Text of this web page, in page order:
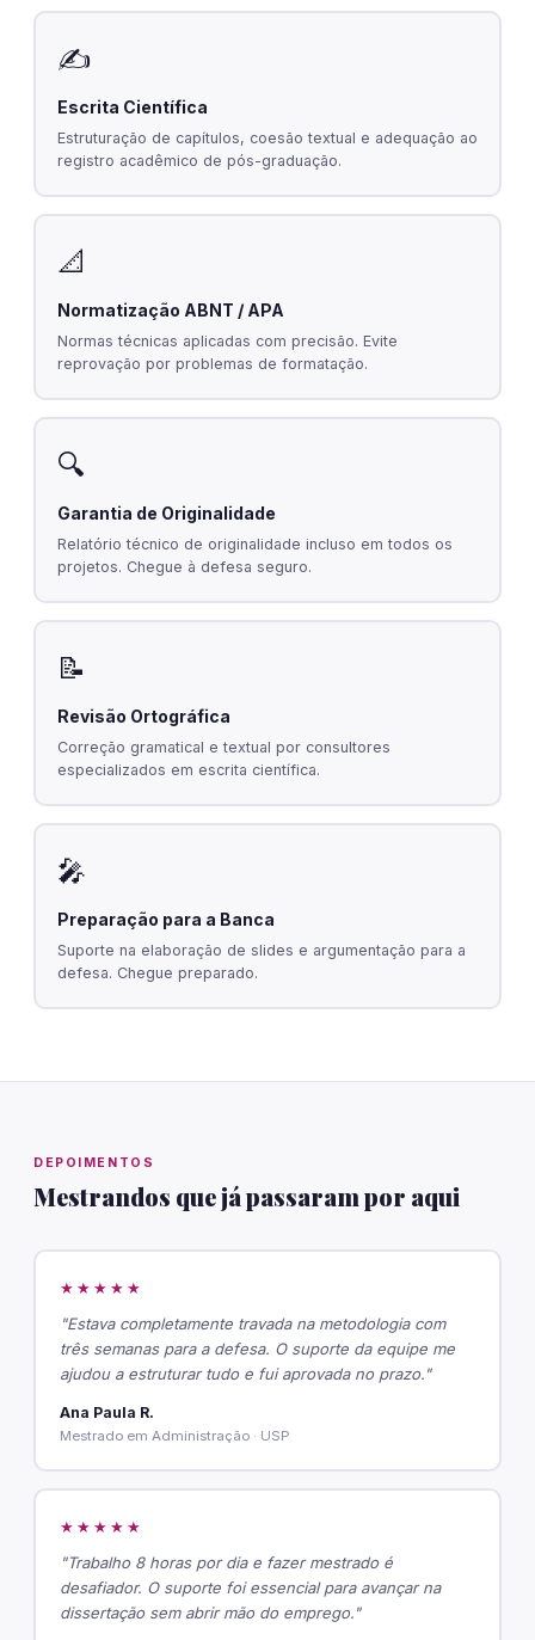
✍️
Escrita Científica
Estruturação de capítulos, coesão textual e adequação ao
registro acadêmico de pós-graduação.
📐
Normatização ABNT / APA
Normas técnicas aplicadas com precisão. Evite
reprovação por problemas de formatação.
🔍
Garantia de Originalidade
Relatório técnico de originalidade incluso em todos os
projetos. Chegue à defesa seguro.
📝
Revisão Ortográfica
Correção gramatical e textual por consultores
especializados em escrita científica.
🎤
Preparação para a Banca
Suporte na elaboração de slides e argumentação para a
defesa. Chegue preparado.
DEPOIMENTOS
Mestrandos que já passaram por aqui
★★★★★
"Estava completamente travada na metodologia com
três semanas para a defesa. O suporte da equipe me
ajudou a estruturar tudo e fui aprovada no prazo."
Ana Paula R.
Mestrado em Administração · USP
★★★★★
"Trabalho 8 horas por dia e fazer mestrado é
desafiador. O suporte foi essencial para avançar na
dissertação sem abrir mão do emprego."